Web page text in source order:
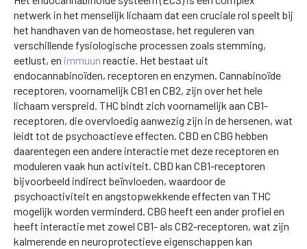
netwerk in het menselijk lichaam dat een cruciale rol speelt bij
het handhaven van de homeostase, het reguleren van
verschillende fysiologische processen zoals stemming,
eetlust, en immuun reactie. Het bestaat uit
endocannabinoïden, receptoren en enzymen. Cannabinoïde
receptoren, voornamelijk CB1 en CB2, zijn over het hele
lichaam verspreid. THC bindt zich voornamelijk aan CB1-
receptoren, die overvloedig aanwezig zijn in de hersenen, wat
leidt tot de psychoactieve effecten. CBD en CBG hebben
daarentegen een andere interactie met deze receptoren en
moduleren vaak hun activiteit. CBD kan CB1-receptoren
bijvoorbeeld indirect beïnvloeden, waardoor de
psychoactiviteit en angstopwekkende effecten van THC
mogelijk worden verminderd. CBG heeft een ander profiel en
heeft interactie met zowel CB1- als CB2-receptoren, wat zijn
kalmerende en neuroprotectieve eigenschappen kan